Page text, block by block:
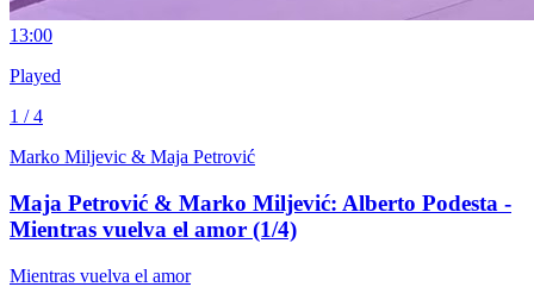
13:00
Played
1 / 4
Marko Miljevic & Maja Petrović
Maja Petrović & Marko Miljević: Alberto Podesta -
Mientras vuelva el amor (1/4)
Mientras vuelva el amor